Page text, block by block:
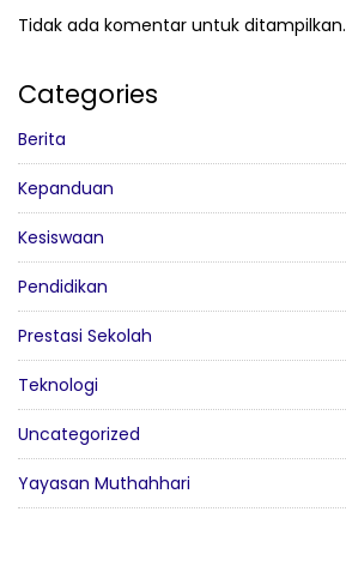
Tidak ada komentar untuk ditampilkan.
Categories
Berita
Kepanduan
Kesiswaan
Pendidikan
Prestasi Sekolah
Teknologi
Uncategorized
Yayasan Muthahhari